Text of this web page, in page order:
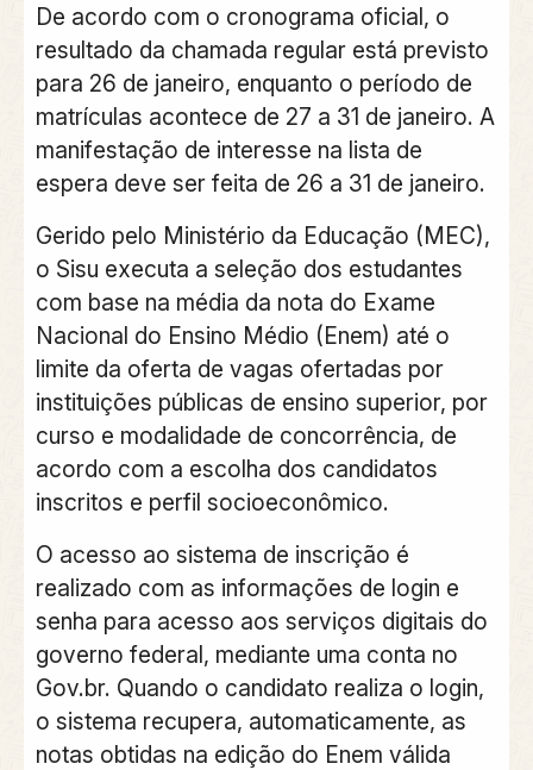
De acordo com o cronograma oficial, o
resultado da chamada regular está previsto
para 26 de janeiro, enquanto o período de
matrículas acontece de 27 a 31 de janeiro. A
manifestação de interesse na lista de
espera deve ser feita de 26 a 31 de janeiro.
Gerido pelo Ministério da Educação (MEC),
o Sisu executa a seleção dos estudantes
com base na média da nota do Exame
Nacional do Ensino Médio (Enem) até o
limite da oferta de vagas ofertadas por
instituições públicas de ensino superior, por
curso e modalidade de concorrência, de
acordo com a escolha dos candidatos
inscritos e perfil socioeconômico.
O acesso ao sistema de inscrição é
realizado com as informações de login e
senha para acesso aos serviços digitais do
governo federal, mediante uma conta no
Gov.br. Quando o candidato realiza o login,
o sistema recupera, automaticamente, as
notas obtidas na edição do Enem válida